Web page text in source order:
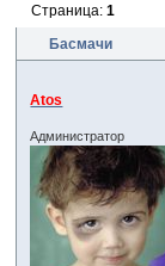
Басмачи
Страница: 1
Atos
Администратор